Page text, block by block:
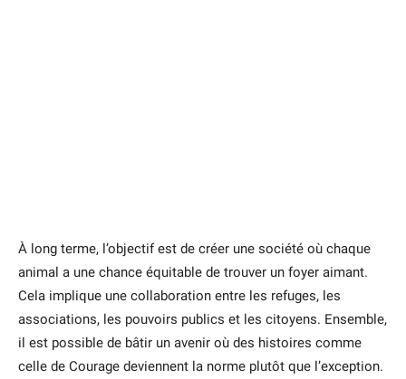
À long terme, l’objectif est de créer une société où chaque
animal a une chance équitable de trouver un foyer aimant.
Cela implique une collaboration entre les refuges, les
associations, les pouvoirs publics et les citoyens. Ensemble,
il est possible de bâtir un avenir où des histoires comme
celle de Courage deviennent la norme plutôt que l’exception.